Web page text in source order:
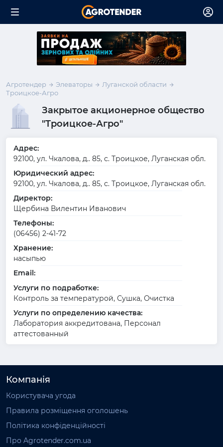
Агротендер Элеваторы
Луганской области
Троицкое-Агро
Закрытое акционерное общество
"Троицкое-Агро"
Адрес:
92100, ул. Чкалова, д.. 85, с. Троицкое, Луганская обл.
Юридический адрес:
92100, ул. Чкалова, д.. 85, с. Троицкое, Луганская обл.
Директор:
Щербина Вилентин Иванович
Телефоны:
(06456) 2-41-72
Хранение:
насыпью
Email:
Услуги по подработке:
Контроль за температурой, Сушка, Очистка
Услуги по определению качества:
Лаборатория аккредитована, Персонал
аттестованный
Компанія
Користувача угода
Правила розміщення оголошень
Політика конфіденційності
Про Agrotender.com.ua